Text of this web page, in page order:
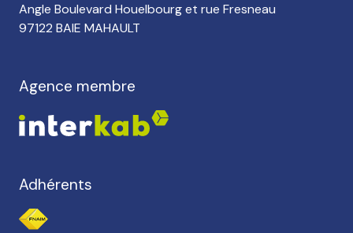
Angle Boulevard Houelbourg et rue Fresneau
97122 BAIE MAHAULT
Agence membre
Adhérents